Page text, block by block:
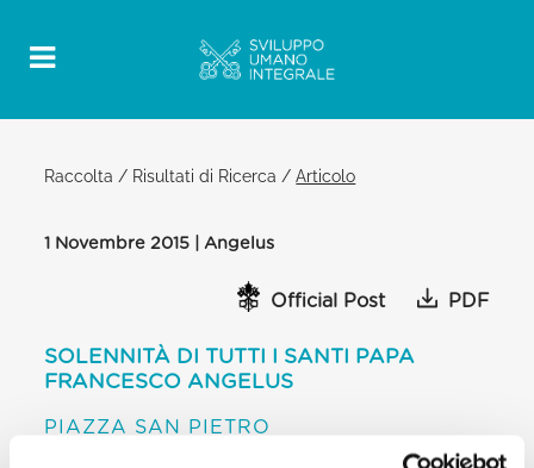
Raccolta / Risultati di Ricerca /Articolo
1 Novembre 2015 | Angelus
Official Post PDF
SOLENNITÀ DI TUTTI I SANTI PAPA
FRANCESCO ANGELUS
PIAZZA SAN PIETRO